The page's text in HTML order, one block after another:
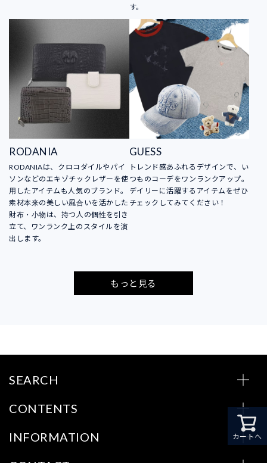
す。
RODANIA
RODANIAは、クロコダイルやパイ
ソンなどのエキゾチックレザーを使
用したアイテムも人気のブランド。
素材本来の美しい風合いを活かした
財布・小物は、持つ人の個性を引き
立て、ワンランク上のスタイルを演
出します。
GUESS
トレンド感あふれるデザインで、い
つものコーデをワンランクアップ。
デイリーに活躍するアイテムをぜひ
チェックしてみてください！
もっと見る
カートへ
SEARCH
CONTENTS
INFORMATION